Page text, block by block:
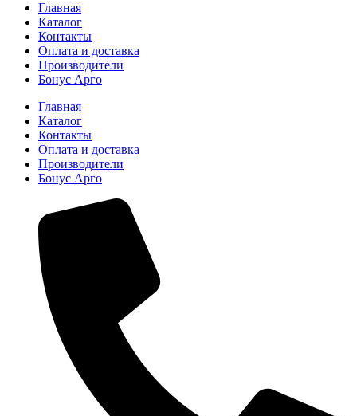
Главная
Каталог
Контакты
Оплата и доставка
Производители
Бонус Арго
Главная
Каталог
Контакты
Оплата и доставка
Производители
Бонус Арго